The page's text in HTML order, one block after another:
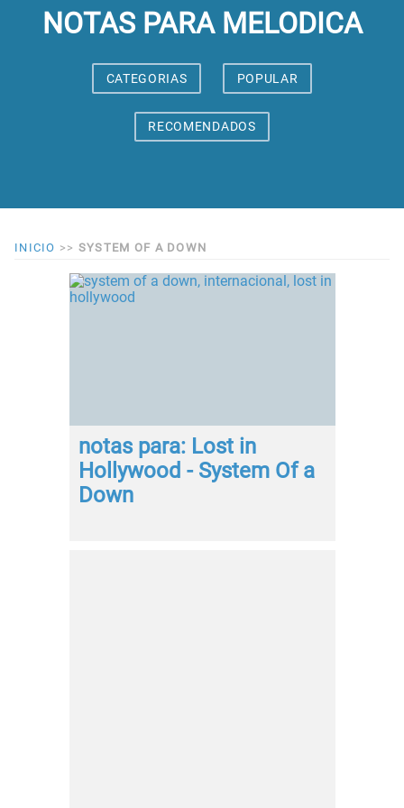
NOTAS PARA MELODICA
CATEGORIAS POPULAR
RECOMENDADOS
INICIO >> SYSTEM OF A DOWN
notas para: Lost in
Hollywood - System Of a
Down